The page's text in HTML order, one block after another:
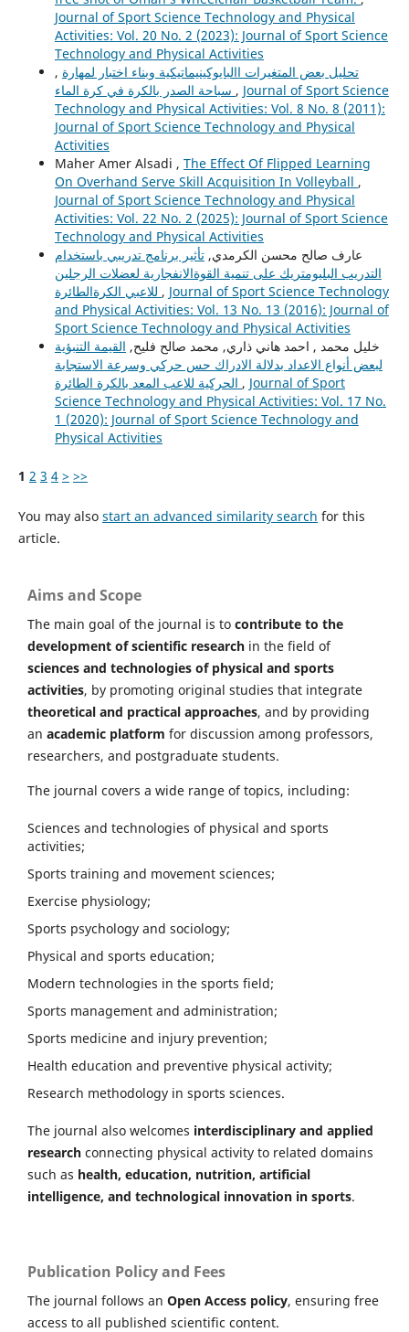
Journal of Sport Science Technology and Physical
Activities: Vol. 20 No. 2 (2023): Journal of Sport Science
Technology and Physical Activities
, تحليل بعض المتغيرات االبايوكينيماتيكية وبناء اختبار لمهارة
, Journal of Sport Science
Technology and Physical Activities: Vol. 8 No. 8 (2011):
Journal of Sport Science Technology and Physical
Activities
Maher Amer Alsadi , The Effect Of Flipped Learning
On Overhand Serve Skill Acquisition In Volleyball ,
Journal of Sport Science Technology and Physical
Activities: Vol. 22 No. 2 (2025): Journal of Sport Science
Technology and Physical Activities
عارف صالح محسن الكرمدي,تأثير برنامج تدريبي باستخدام
التدريب البليومتريك على تنمية القوةالانفجارية لعضلات الرجلين
, Journal of Sport Science Technology
and Physical Activities: Vol. 13 No. 13 (2016): Journal of
Sport Science Technology and Physical Activities
خليل محمد , احمد هاني ذاري, محمد صالح فليح, القيمة التنبؤية
لبعض أنواع الاعداد بدلالة الادراك حس حركي وسرعة الاستجابة
, Journal of Sport
Science Technology and Physical Activities: Vol. 17 No.
1 (2020): Journal of Sport Science Technology and
Physical Activities
1 2 3 4 > >>
You may also start an advanced similarity search for this
article.
Aims and Scope
The main goal of the journal is to contribute to the
development of scientific research in the field of
sciences and technologies of physical and sports
activities, by promoting original studies that integrate
theoretical and practical approaches, and by providing
an academic platform for discussion among professors,
researchers, and postgraduate students.
The journal covers a wide range of topics, including:
Sciences and technologies of physical and sports
activities;
Sports training and movement sciences;
Exercise physiology;
Sports psychology and sociology;
Physical and sports education;
Modern technologies in the sports field;
Sports management and administration;
Sports medicine and injury prevention;
Health education and preventive physical activity;
Research methodology in sports sciences.
The journal also welcomes interdisciplinary and applied
research connecting physical activity to related domains
such as health, education, nutrition, artificial
intelligence, and technological innovation in sports.
Publication Policy and Fees
The journal follows an Open Access policy, ensuring free
access to all published scientific content.